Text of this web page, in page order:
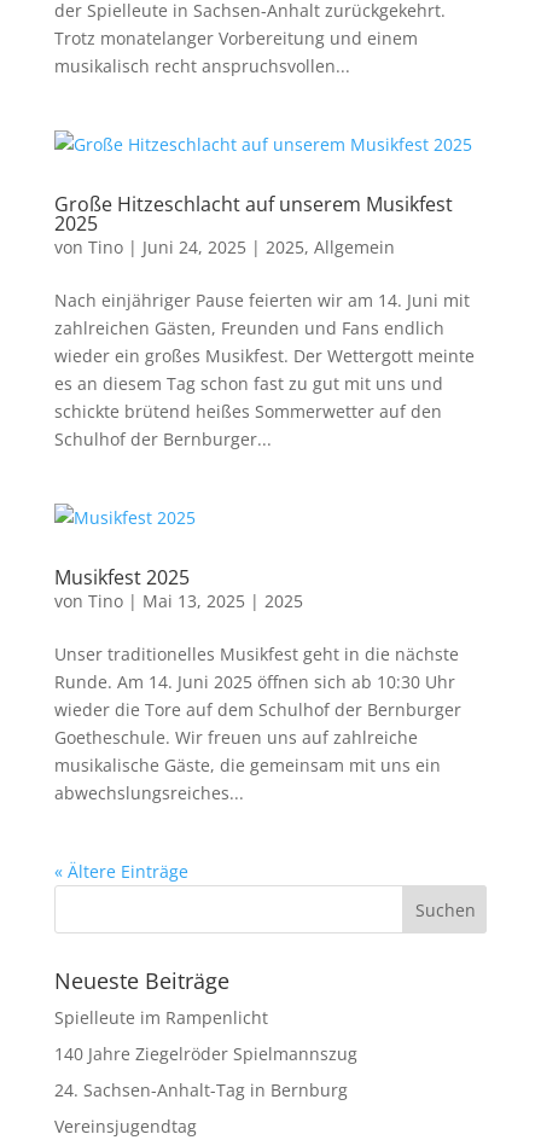
der Spielleute in Sachsen-Anhalt zurückgekehrt.
Trotz monatelanger Vorbereitung und einem
musikalisch recht anspruchsvollen...
Große Hitzeschlacht auf unserem Musikfest
2025
von Tino| Juni 24, 2025| 2025, Allgemein
Nach einjähriger Pause feierten wir am 14. Juni mit
zahlreichen Gästen, Freunden und Fans endlich
wieder ein großes Musikfest. Der Wettergott meinte
es an diesem Tag schon fast zu gut mit uns und
schickte brütend heißes Sommerwetter auf den
Schulhof der Bernburger...
Musikfest 2025
von Tino| Mai 13, 2025| 2025
Unser traditionelles Musikfest geht in die nächste
Runde. Am 14. Juni 2025 öffnen sich ab 10:30 Uhr
wieder die Tore auf dem Schulhof der Bernburger
Goetheschule. Wir freuen uns auf zahlreiche
musikalische Gäste, die gemeinsam mit uns ein
abwechslungsreiches...
« Ältere Einträge
Neueste Beiträge
Spielleute im Rampenlicht
140 Jahre Ziegelröder Spielmannszug
24. Sachsen-Anhalt-Tag in Bernburg
Vereinsjugendtag